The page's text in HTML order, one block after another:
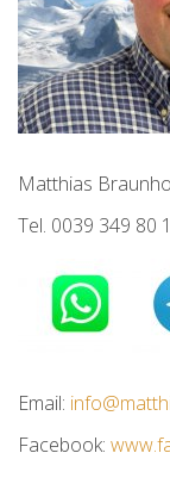
Matthias
Tel. 0039 349 80
Email:
Facebook: